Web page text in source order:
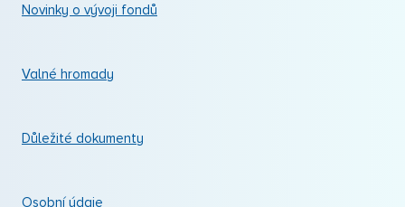
Novinky o vývoji fondů
Valné hromady
Důležité dokumenty
Osobní údaje